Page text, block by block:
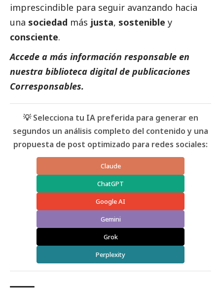
imprescindible para seguir avanzando hacia
una sociedad más justa, sostenible y
consciente.
Accede a más información responsable en
nuestra biblioteca digital de publicaciones
Corresponsables.
💡 Selecciona tu IA preferida para generar en
segundos un análisis completo del contenido y una
propuesta de post optimizado para redes sociales:
Claude
ChatGPT
Google AI
Gemini
Grok
Perplexity